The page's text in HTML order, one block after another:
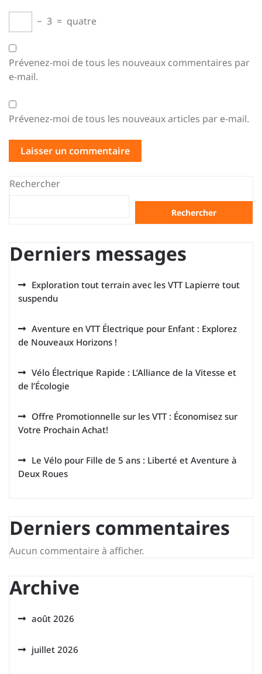
− 3 = quatre
Prévenez-moi de tous les nouveaux commentaires par
e-mail.
Prévenez-moi de tous les nouveaux articles par e-mail.
Rechercher
Rechercher
Derniers messages
Exploration tout terrain avec les VTT Lapierre tout
suspendu
Aventure en VTT Électrique pour Enfant : Explorez
de Nouveaux Horizons !
Vélo Électrique Rapide : L’Alliance de la Vitesse et
de l’Écologie
Offre Promotionnelle sur les VTT : Économisez sur
Votre Prochain Achat!
Le Vélo pour Fille de 5 ans : Liberté et Aventure à
Deux Roues
Derniers commentaires
Aucun commentaire à afficher.
Archive
août 2026
juillet 2026